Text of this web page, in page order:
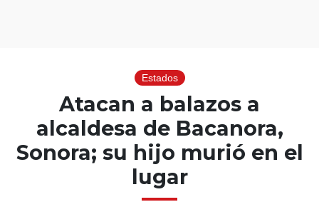
Estados
Atacan a balazos a
alcaldesa de Bacanora,
Sonora; su hijo murió en el
lugar